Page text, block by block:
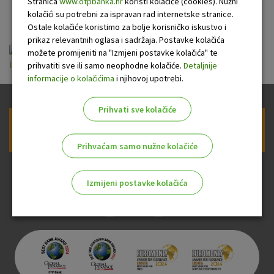
u turizmu
ou-krediti-stambeni-
iznajmljivaci_20150817.pdf
kolačići su potrebni za ispravan rad internetske stranice.
Ostale kolačiće koristimo za bolje korisničko iskustvo i
prikaz relevantnih oglasa i sadržaja. Postavke kolačića
možete promijeniti na "Izmjeni postavke kolačića" te
prihvatiti sve ili samo neophodne kolačiće. Detaljnije
informacije o kolačićima i njihovoj upotrebi.
Prihvati sve kolačiće
Prihvaćam samo nužne kolačiće
Izmijeni postavke kolačića